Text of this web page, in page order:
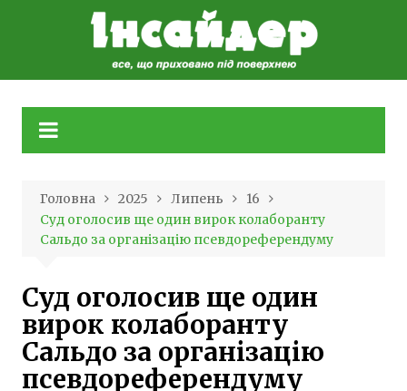
Головна 2025 Липень
16
Суд оголосив ще один вирок колаборанту
Сальдо за організацію псевдореферендуму
Суд оголосив ще один
вирок колаборанту
Сальдо за організацію
псевдореферендуму